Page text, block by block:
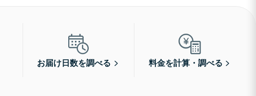
お届け日数を調べる 料金を計算・調べる